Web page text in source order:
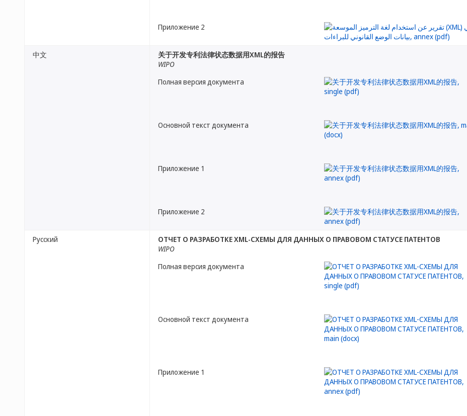
Приложение 2
中文
关于开发专利法律状态数据用XML的报告
WIPO
Полная версия документа
Основной текст документа
Приложение 1
Приложение 2
Русский
ОТЧЕТ О РАЗРАБОТКЕ XML-СХЕМЫ ДЛЯ ДАННЫХ О ПРАВОВОМ СТАТУСЕ ПАТЕНТОВ
WIPO
Полная версия документа
Основной текст документа
Приложение 1